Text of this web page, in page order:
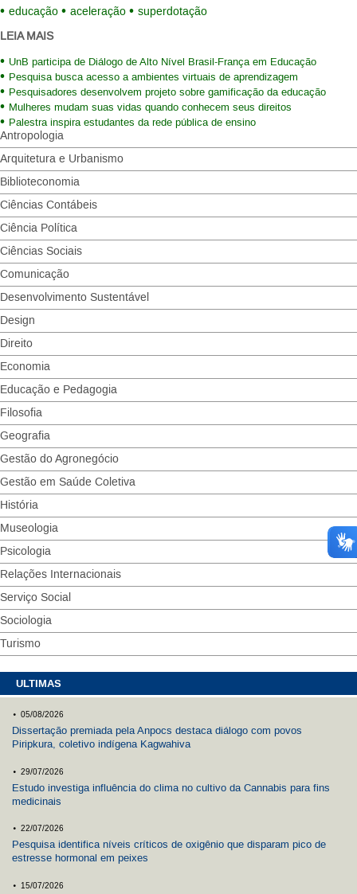
educação
aceleração
superdotação
LEIA MAIS
UnB participa de Diálogo de Alto Nível Brasil-França em Educação
Pesquisa busca acesso a ambientes virtuais de aprendizagem
Pesquisadores desenvolvem projeto sobre gamificação da educação
Mulheres mudam suas vidas quando conhecem seus direitos
Palestra inspira estudantes da rede pública de ensino
Antropologia
Arquitetura e Urbanismo
Biblioteconomia
Ciências Contábeis
Ciência Política
Ciências Sociais
Comunicação
Desenvolvimento Sustentável
Design
Direito
Economia
Educação e Pedagogia
Filosofia
Geografia
Gestão do Agronegócio
Gestão em Saúde Coletiva
História
Museologia
Psicologia
Relações Internacionais
Serviço Social
Sociologia
Turismo
ULTIMAS
. 05/08/2026
Dissertação premiada pela Anpocs destaca diálogo com povos
Piripkura, coletivo indígena Kagwahiva
. 29/07/2026
Estudo investiga influência do clima no cultivo da Cannabis para fins
medicinais
. 22/07/2026
Pesquisa identifica níveis críticos de oxigênio que disparam pico de
estresse hormonal em peixes
. 15/07/2026